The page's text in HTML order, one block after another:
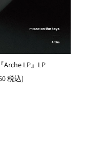
Arche LP』LP
税込)